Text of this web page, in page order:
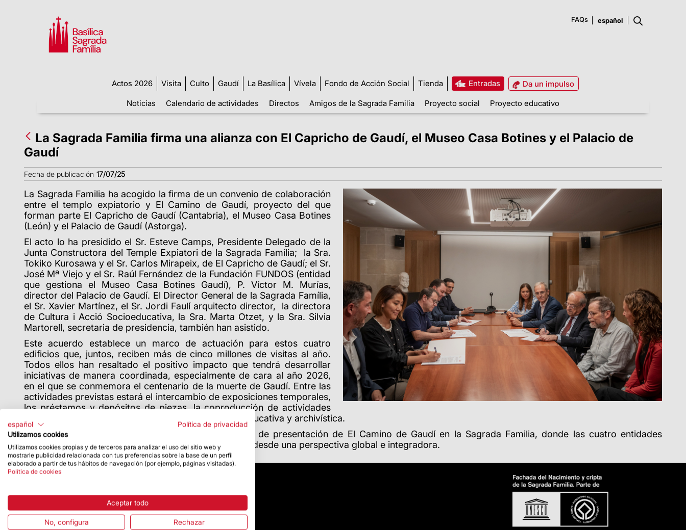
FAQs
Actos 2026 Visita Culto Gaudí La Basílica Vívela Fondo de Acción Social Tienda Entradas
Da un impulso
Noticias
Calendario de actividades Directos Amigos de la Sagrada Familia Proyecto social Proyecto educativo
La Sagrada Familia firma una alianza con El Capricho de Gaudí, el Museo Casa Botines y el Palacio de
Gaudí
Fecha de publicación 17/07/25
La Sagrada Familia ha acogido la firma de un convenio de colaboración
entre el templo expiatorio y El Camino de Gaudí, proyecto del que
forman parte El Capricho de Gaudí (Cantabria), el Museo Casa Botines
(León) y el Palacio de Gaudí (Astorga).
El acto lo ha presidido el Sr. Esteve Camps, Presidente Delegado de la
Junta Constructora del Temple Expiatori de la Sagrada Família; la Sra.
Tokiko Kurosawa y el Sr. Carlos Mirapeix, de El Capricho de Gaudí; el Sr.
José Mª Viejo y el Sr. Raúl Fernández de la Fundación FUNDOS (entidad
que gestiona el Museo Casa Botines Gaudí), P. Víctor M. Murías,
director del Palacio de Gaudí. El Director General de la Sagrada Família,
el Sr. Xavier Martínez, el Sr. Jordi Faulí arquitecto director, la directora
de Cultura i Acció Socioeducativa, la Sra. Marta Otzet, y la Sra. Silvia
Martorell, secretaria de presidencia, también han asistido.
Este acuerdo establece un marco de actuación para estos cuatro
edificios que, juntos, reciben más de cinco millones de visitas al año.
Todos ellos han resaltado el positivo impacto que tendrá desarrollar
iniciativas de manera coordinada, especialmente de cara al año 2026,
en el que se conmemora el centenario de la muerte de Gaudí. Entre las
actividades previstas estará el intercambio de exposiciones temporales,
los préstamos y depósitos de piezas, la coproducción de actividades
culturales y científicas y la colaboración en materia educativa y archivística.
Antes de finalizar este 2025 tendrá lugar un evento de presentación de El Camino de Gaudí en la Sagrada Familia, donde las cuatro entidades
pondrán de manifiesto la visión de la obra gaudiniana desde una perspectiva global e integradora.
español
Política de privacidad
Utilizamos cookies
Utilizamos cookies propias y de terceros para analizar el uso del sitio web y
mostrarle publicidad relacionada con tus preferencias sobre la base de un perfil
elaborado a partir de tus hábitos de navegación (por ejemplo, páginas visitadas).
Política de cookies
Aceptar todo
No, configura Rechazar